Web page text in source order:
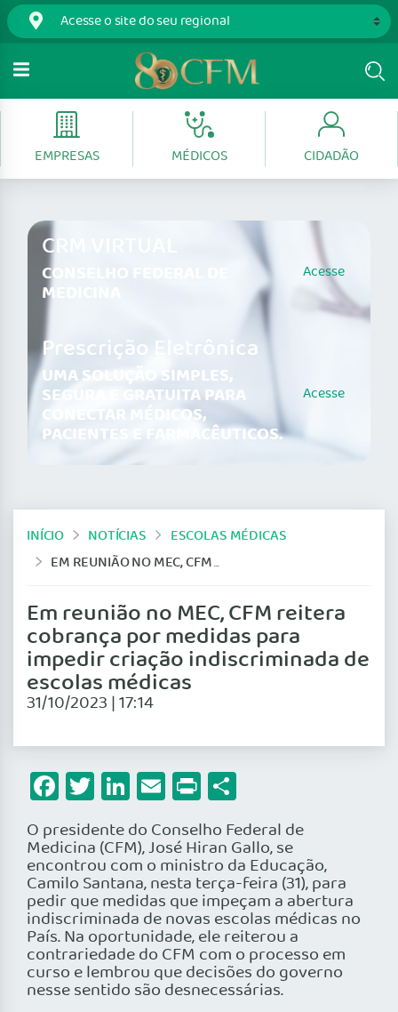
EMPRESAS MÉDICOS CIDADÃO
CRM VIRTUAL
CONSELHO FEDERAL DE
MEDICINA
Acesse
Prescrição Eletrônica
UMA SOLUÇÃO SIMPLES,
SEGURA E GRATUITA PARA
CONECTAR MÉDICOS,
PACIENTES E FARMACÊUTICOS.
Acesse
INÍCIO NOTÍCIAS
ESCOLAS MÉDICAS
EM REUNIÃO NO MEC, CFM REITERA COBRANÇA POR MEDIDAS PARA IMPEDIR CRIAÇÃO INDISCRIMINADA DE ESCOLAS MÉDICAS
Em reunião no MEC, CFM reitera
cobrança por medidas para
impedir criação indiscriminada de
escolas médicas
31/10/2023 | 17:14
Facebook
Twitter
LinkedIn
Email
Print
O presidente do Conselho Federal de
Medicina (CFM), José Hiran Gallo, se
encontrou com o ministro da Educação,
Camilo Santana, nesta terça-feira (31), para
pedir que medidas que impeçam a abertura
indiscriminada de novas escolas médicas no
País. Na oportunidade, ele reiterou a
contrariedade do CFM com o processo em
curso e lembrou que decisões do governo
nesse sentido são desnecessárias.